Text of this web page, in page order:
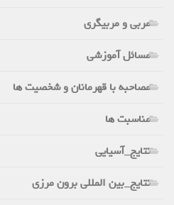
مربی و مربیگری
مسائل آموزشی
مصاحبه با قهرمانان و شخصیت ها
مناسبت ها
نتایج_آسیایی
نتایج_بین المللی برون مرزی